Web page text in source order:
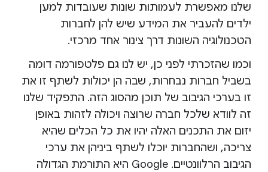
שלנו מאפשרת לעמותות שונות שעובדות למען
ילדים להעביר את המידע שיש להן לחברות
הטכנולוגיה השונות דרך צינור אחד מרכזי.
וכמו שהזכרתי לפני כן, יש לנו גם פלטפורמה דומה
בשביל חברות נבחרות, שבה הן יכולות לשתף זו את
זו בערכי הגיבוב של תוכן מהסוג הזה. התפקיד שלנו
זה לוודא שלכל חברה שרוצה ויכולה לזהות באופן
יזום את התכנים האלה יהיו את כל הכלים שהיא
צריכה, ושהחברות יוכלו לשתף ביניהן את ערכי
הגיבוב הרלוונטיים. ‫Google היא התורמת הגדולה